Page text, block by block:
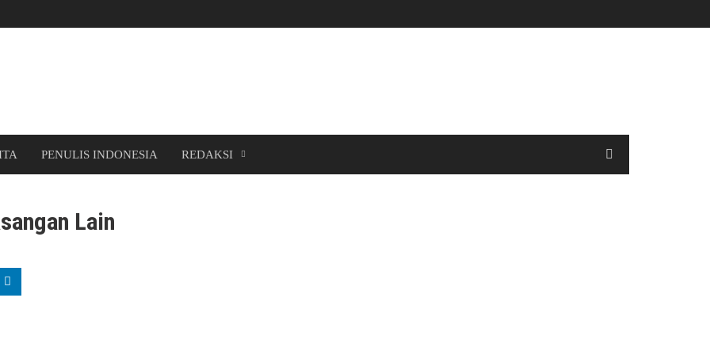
PENULIS INDONESIA REDAKSI
Lain